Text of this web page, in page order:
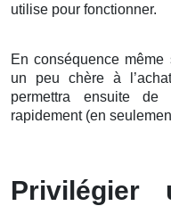
utilise pour fonctionner.
En conséquence
un peu chère à
permettra ensuite de
rapidement (en
Privilégier